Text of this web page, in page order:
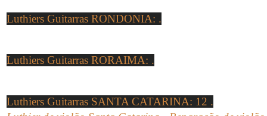
Luthiers Guitarras RONDONIA: .
Luthiers Guitarras RORAIMA: .
Luthiers Guitarras SANTA CATARINA: 12 .